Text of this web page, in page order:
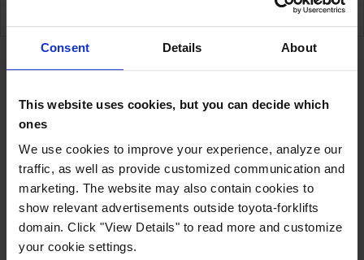
Consent Details About
This website uses cookies, but you can decide which
ones
We use cookies to improve your experience, analyze our
traffic, as well as provide customized communication and
marketing. The website may also contain cookies to
show relevant advertisements outside toyota-forklifts
domain. Click "View Details" to read more and customize
your cookie settings.
Specificaties
Met deze ergonomische vorkkrik kunt u alle
gangbare vorken zonder problemen loskoppelen. De
voorschriften ter voorkoming van ongevallen
bepalen ook dat dergelijke vervoershulpmiddelen in
bepaalde gevallen noodzakelijk zijn. Deze krik
vereenvoudigt niet alleen uw werk, maar voldoet